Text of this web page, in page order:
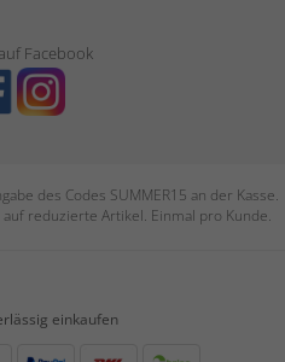
Facebook
des Codes SUMMER15 an der Kasse.
reduzierte Artikel. Einmal pro Kunde.
einkaufen